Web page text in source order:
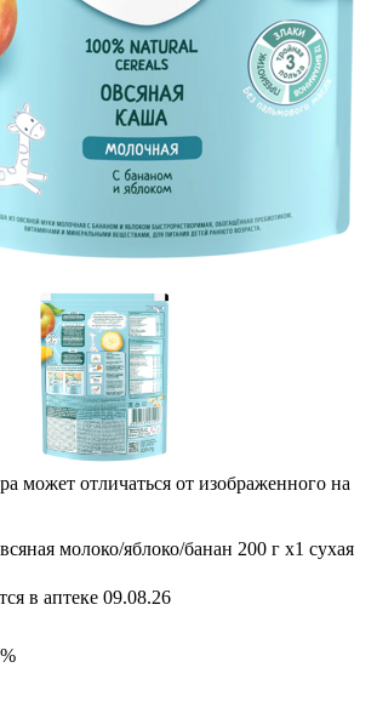
может отличаться от изображенного на
молоко/яблоко/банан 200 г x1 сухая
в аптеке 09.08.26